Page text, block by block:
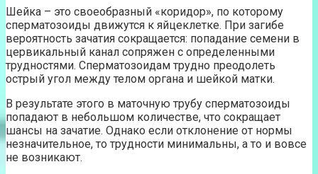
Шейка – это своеобразный «коридор», по которому
сперматозоиды движутся к яйцеклетке. При загибе
вероятность зачатия сокращается: попадание семени в
цервикальный канал сопряжен с определенными
трудностями. Сперматозоидам трудно преодолеть
острый угол между телом органа и шейкой матки.
В результате этого в маточную трубу сперматозоиды
попадают в небольшом количестве, что сокращает
шансы на зачатие. Однако если отклонение от нормы
незначительное, то трудности минимальны, а то и вовсе
не возникают.